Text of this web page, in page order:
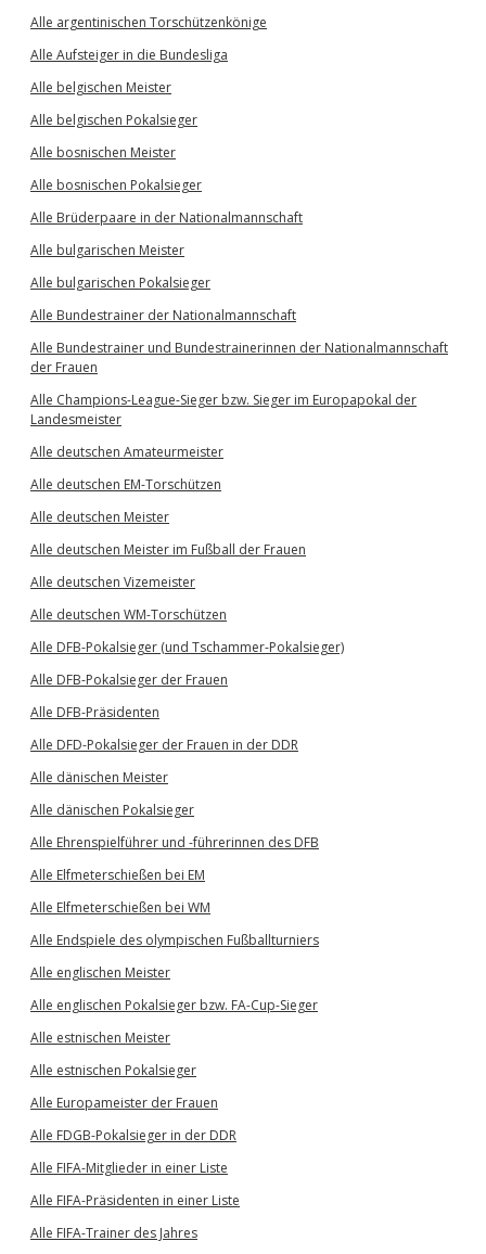
Alle argentinischen Torschützenkönige
Alle Aufsteiger in die Bundesliga
Alle belgischen Meister
Alle belgischen Pokalsieger
Alle bosnischen Meister
Alle bosnischen Pokalsieger
Alle Brüderpaare in der Nationalmannschaft
Alle bulgarischen Meister
Alle bulgarischen Pokalsieger
Alle Bundestrainer der Nationalmannschaft
Alle Bundestrainer und Bundestrainerinnen der Nationalmannschaft
der Frauen
Alle Champions-League-Sieger bzw. Sieger im Europapokal der
Landesmeister
Alle deutschen Amateurmeister
Alle deutschen EM-Torschützen
Alle deutschen Meister
Alle deutschen Meister im Fußball der Frauen
Alle deutschen Vizemeister
Alle deutschen WM-Torschützen
Alle DFB-Pokalsieger (und Tschammer-Pokalsieger)
Alle DFB-Pokalsieger der Frauen
Alle DFB-Präsidenten
Alle DFD-Pokalsieger der Frauen in der DDR
Alle dänischen Meister
Alle dänischen Pokalsieger
Alle Ehrenspielführer und -führerinnen des DFB
Alle Elfmeterschießen bei EM
Alle Elfmeterschießen bei WM
Alle Endspiele des olympischen Fußballturniers
Alle englischen Meister
Alle englischen Pokalsieger bzw. FA-Cup-Sieger
Alle estnischen Meister
Alle estnischen Pokalsieger
Alle Europameister der Frauen
Alle FDGB-Pokalsieger in der DDR
Alle FIFA-Mitglieder in einer Liste
Alle FIFA-Präsidenten in einer Liste
Alle FIFA-Trainer des Jahres